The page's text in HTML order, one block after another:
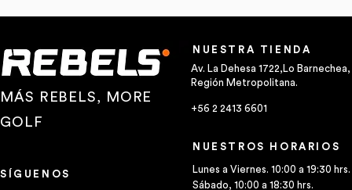
MÁS REBELS, MORE
GOLF
SÍGUENOS
NUESTRA TIENDA
Av. La Dehesa 1722,Lo Barnechea,
Región Metropolitana.
+56 2 2413 6601
NUESTROS HORARIOS
Lunes a Viernes. 10:00 a 19:30 hrs.
Sábado, 10:00 a 18:30 hrs.